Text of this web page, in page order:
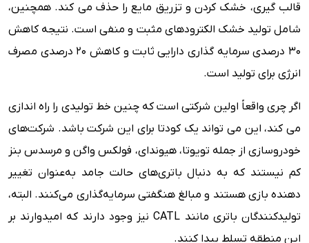
قالب گیری، خشک کردن و تزریق مایع را حذف می کند. همچنین،
شامل تولید خشک الکترودهای مثبت و منفی است. نتیجه کاهش
30 درصدی سرمایه گذاری دارایی ثابت و کاهش 20 درصدی مصرف
انرژی برای تولید است.
اگر چری واقعاً اولین شرکتی است که چنین خط تولیدی را راه اندازی
می کند، این می تواند یک کودتا برای این شرکت باشد. شرکت‌های
خودروسازی از جمله تویوتا، هیوندای، فولکس واگن و مرسدس بنز
کم نیستند که به دنبال باتری‌های حالت جامد به‌عنوان تغییر
دهنده بازی هستند و مبالغ هنگفتی سرمایه‌گذاری می‌کنند. البته،
تولیدکنندگان باتری مانند CATL نیز وجود دارند که امیدوارند بر
این منطقه تسلط پیدا کنند.